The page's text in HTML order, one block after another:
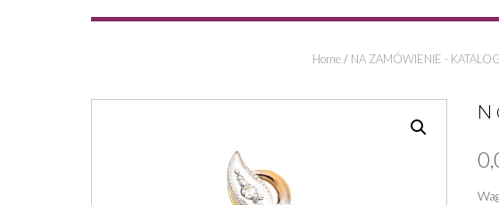
Home/ NA ZAMÓWIENIE - KATALOG
N